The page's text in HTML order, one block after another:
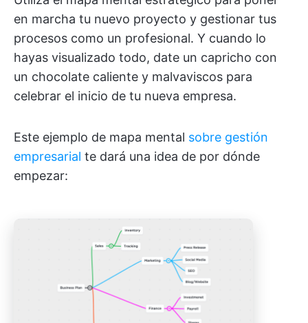
en marcha tu nuevo proyecto y gestionar tus
procesos como un profesional. Y cuando lo
hayas visualizado todo, date un capricho con
un chocolate caliente y malvaviscos para
celebrar el inicio de tu nueva empresa.
Este ejemplo de mapa mental sobre gestión
empresarial te dará una idea de por dónde
empezar: